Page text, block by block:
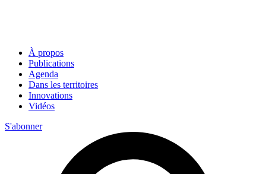
À propos
Publications
Agenda
Dans les territoires
Innovations
Vidéos
S'abonner